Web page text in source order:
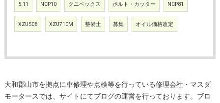
5.11 NCP10 クニペックス ボルト・カッター NCP81
XZU508 XZU710M 整備士 募集 オイル価格改定
大和郡山市を拠点に車修理や点検等を行っている修理会社・マスダ
モータースでは、サイトにてブログの運営を行っております。ブロ